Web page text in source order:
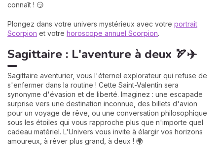
connaît ! 😏
Plongez dans votre univers mystérieux avec votre portrait
Scorpion et votre horoscope annuel Scorpion.
Sagittaire : L'aventure à deux 🏹✈️
Sagittaire aventurier, vous l'éternel explorateur qui refuse de
s'enfermer dans la routine ! Cette Saint-Valentin sera
synonyme d'évasion et de liberté. Imaginez : une escapade
surprise vers une destination inconnue, des billets d'avion
pour un voyage de rêve, ou une conversation philosophique
sous les étoiles qui vous rapproche plus que n'importe quel
cadeau matériel. L'Univers vous invite à élargir vos horizons
amoureux, à rêver plus grand, à deux ! 🌍